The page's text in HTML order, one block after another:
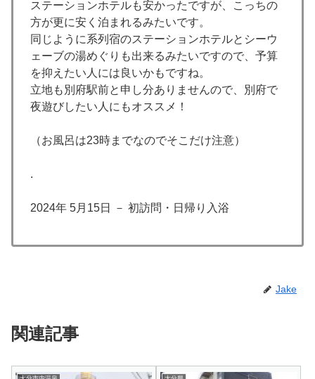
ステーションホテルも安かったですが、こっちの
方が更に安く泊まれるみたいです。
同じように系列宿のステーションホテルとシーウ
ェーブの湯めぐりも出来るみたいですので、予算
を抑えたい人には良いかもですね。
立地も別府駅前と申し分ありませんので、別府で
夜遊びしたい人にもオススメ！
（お風呂は23時までなのでそこだけ注意）
.
2024年 5月15日 － 初訪問・日帰り入浴
Jake
関連記事